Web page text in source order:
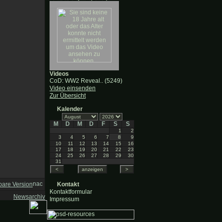
Version
Newsarchiv
Videos
CoD: WW2 Reveal.. (5249)
Video einsenden
Zur Übersicht
Kalender
M D M D F S S
1
2
3
4 5 6 7 8
9
10
11 12 13 14 15
16
17
18 19 20 21 22
23
24
25 26 27 28 29
30
31
Kontakt
Kontaktformular
Impressum